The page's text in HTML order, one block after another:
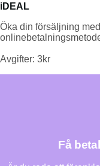
iDEAL
Öka din försäljning
Avgifter: 3kr
Få